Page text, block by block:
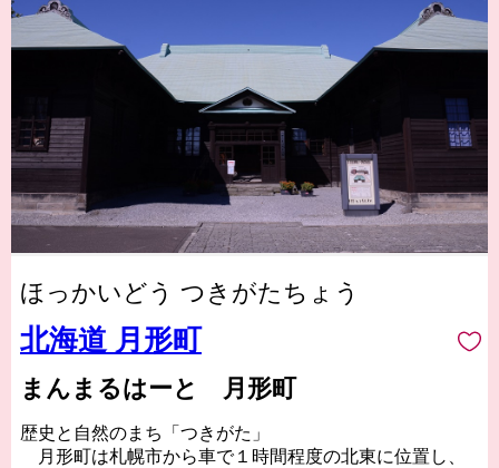
ほっかいどう つきがたちょう
北海道 月形町
まんまるはーと 月形町
歴史と自然のまち「つきがた」
月形町は札幌市から車で１時間程度の北東に位置し、